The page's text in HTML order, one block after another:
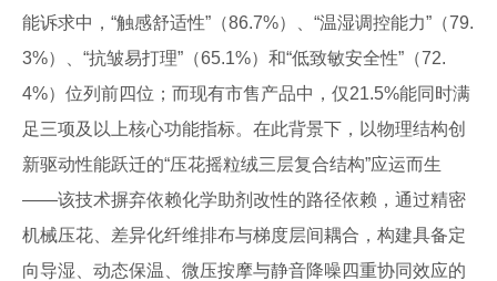
能诉求中，“触感舒适性”（86.7%）、“温湿调控能力”（79.
3%）、“抗皱易打理”（65.1%）和“低致敏安全性”（72.
4%）位列前四位；而现有市售产品中，仅21.5%能同时满
足三项及以上核心功能指标。在此背景下，以物理结构创
新驱动性能跃迁的“压花摇粒绒三层复合结构”应运而生
——该技术摒弃依赖化学助剂改性的路径依赖，通过精密
机械压花、差异化纤维排布与梯度层间耦合，构建具备定
向导湿、动态保温、微压按摩与静音降噪四重协同效应的